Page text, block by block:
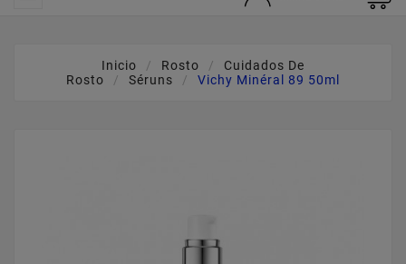
Inicio Rosto
Cuidados De
Rosto
Séruns Vichy Minéral 89 50ml